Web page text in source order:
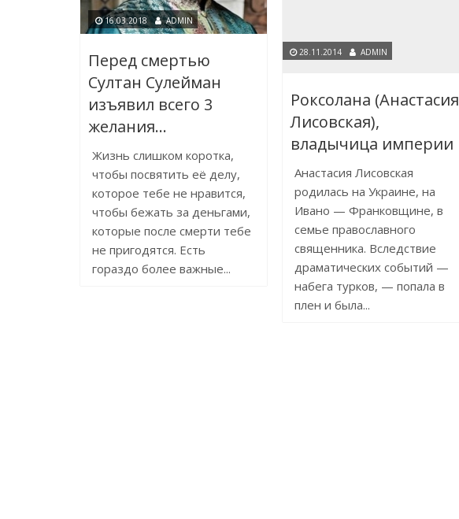
16.03.2018 ADMIN
Перед смертью
Султан Сулейман
изъявил всего 3
желания…
Жизнь слишком коротка,
чтобы посвятить её делу,
которое тебе не нравится,
чтобы бежать за деньгами,
которые после смерти тебе
не пригодятся. Есть
гораздо более важные...
28.11.2014 ADMIN
Роксолана (Анастасия
Лисовская),
владычица империи
Анастасия Лисовская
родилась на Украине, на
Ивано — Франковщине, в
семье православного
священника. Вследствие
драматических событий —
набега турков, — попала в
плен и была...